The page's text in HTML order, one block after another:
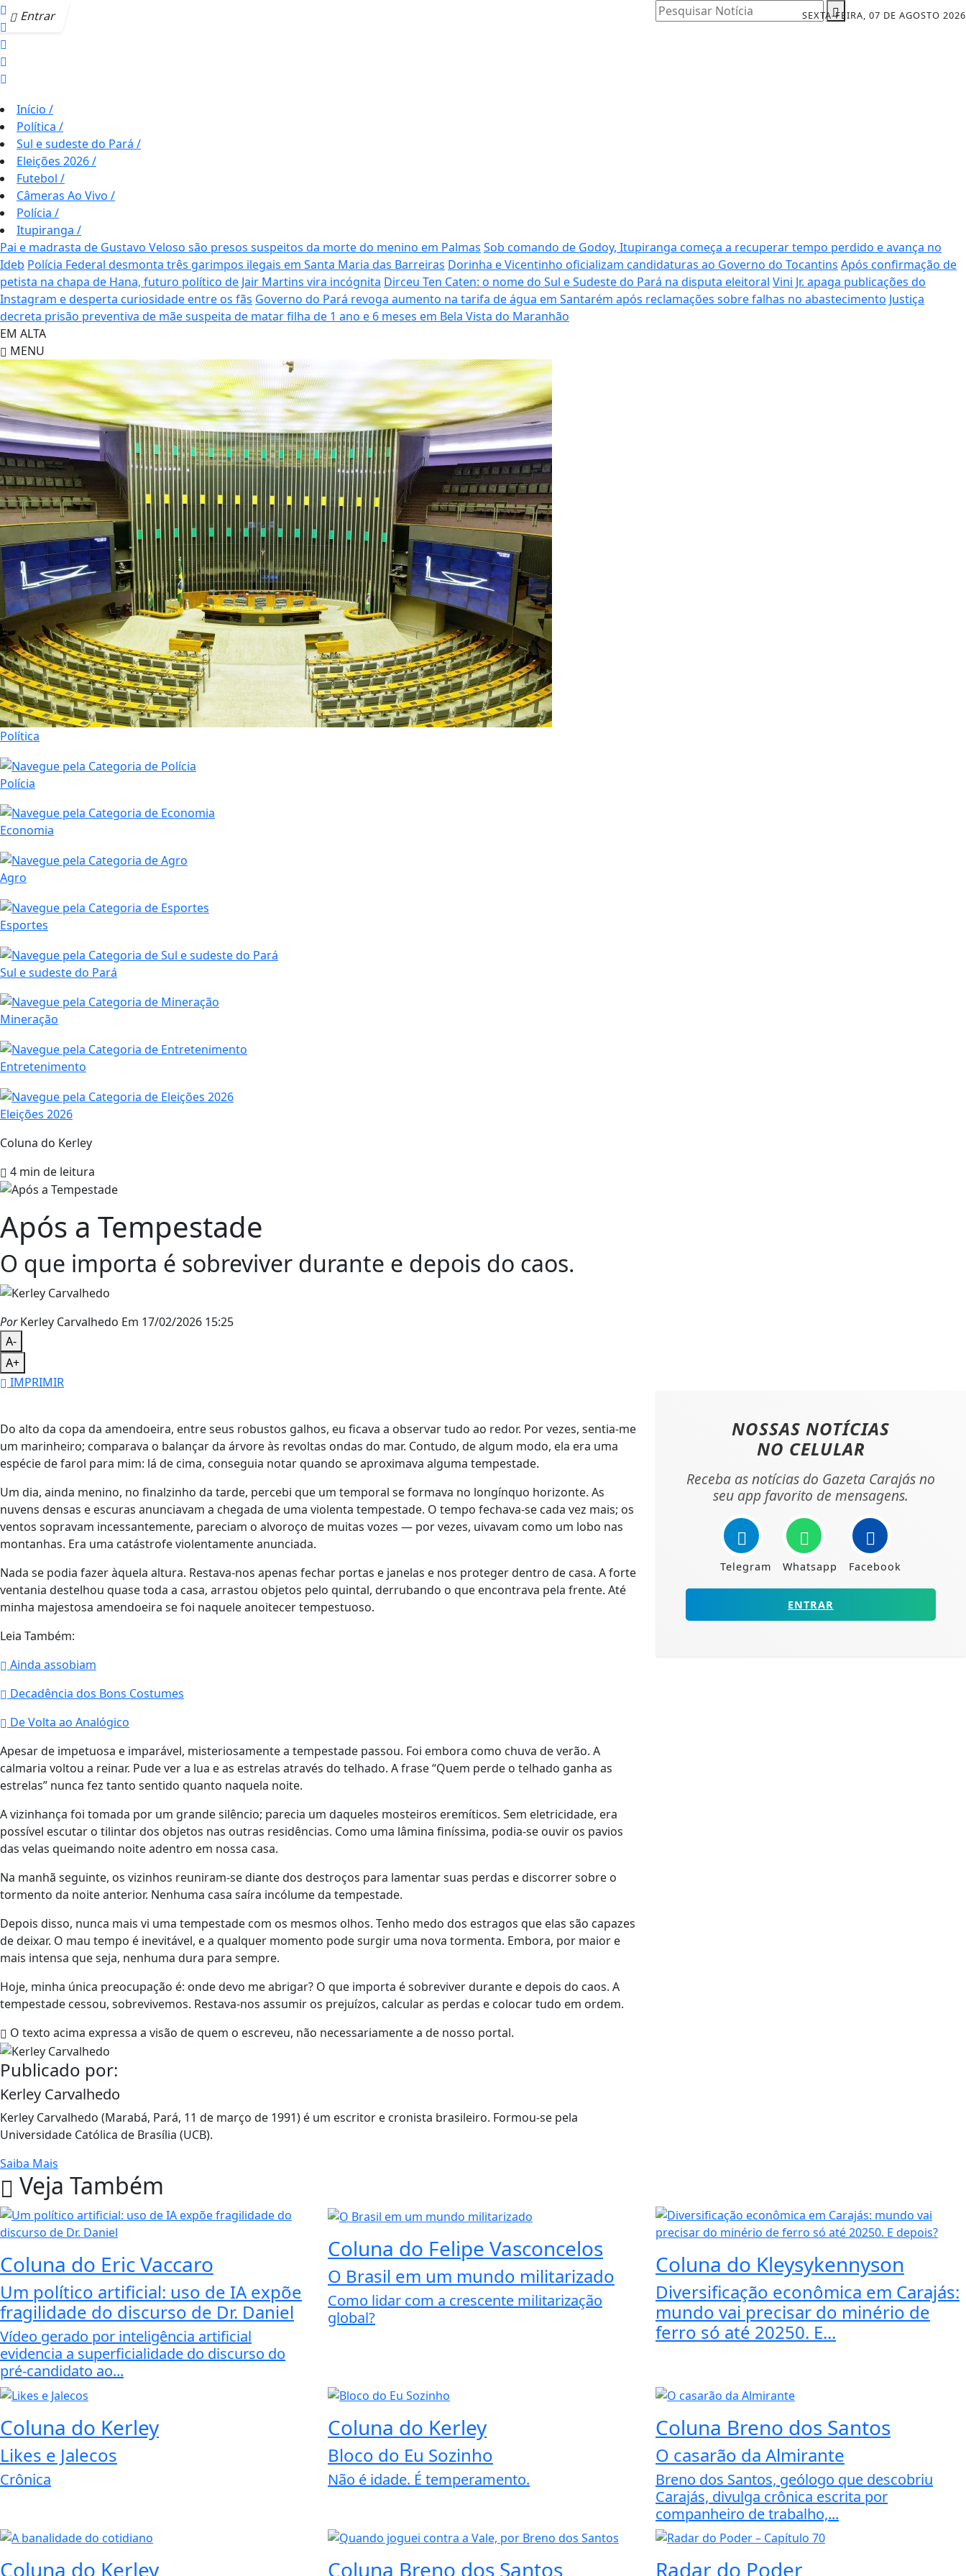
Entrar SEXTA-FEIRA, 07 DE AGOSTO 2026
Pesquisar Notícia
Início /
Política /
Sul e sudeste do Pará /
Eleições 2026/
Futebol /
Câmeras Ao Vivo /
Polícia /
Itupiranga /
Pai e madrasta de Gustavo Veloso são presos suspeitos da morte do menino em Palmas Sob comando de Godoy, Itupiranga começa a recuperar tempo perdido e avança no
Ideb Polícia Federal desmonta três garimpos ilegais em Santa Maria das Barreiras Dorinha e Vicentinho oficializam candidaturas ao Governo do Tocantins Após confirmação de
petista na chapa de Hana, futuro político de Jair Martins vira incógnita Dirceu Ten Caten: o nome do Sul e Sudeste do Pará na disputa eleitoral Vini Jr. apaga publicações do
Instagram e desperta curiosidade entre os fãs Governo do Pará revoga aumento na tarifa de água em Santarém após reclamações sobre falhas no abastecimento Justiça
decreta prisão preventiva de mãe suspeita de matar filha de 1 ano e 6 meses em Bela Vista do Maranhão
EM ALTA
MENU
Política
Polícia
Economia
Agro
Esportes
Sul e sudeste do Pará
Mineração
Entretenimento
Eleições 2026
Coluna do Kerley
4 min de leitura
Após a Tempestade
O que importa é sobreviver durante e depois do caos.
PorKerley Carvalhedo Em 17/02/2026 15:25
A-
A+
IMPRIMIR
Do alto da copa da amendoeira, entre seus robustos galhos, eu ficava a observar tudo ao redor. Por vezes, sentia-me
um marinheiro; comparava o balançar da árvore às revoltas ondas do mar. Contudo, de algum modo, ela era uma
espécie de farol para mim: lá de cima, conseguia notar quando se aproximava alguma tempestade.
Um dia, ainda menino, no finalzinho da tarde, percebi que um temporal se formava no longínquo horizonte. As
nuvens densas e escuras anunciavam a chegada de uma violenta tempestade. O tempo fechava-se cada vez mais; os
ventos sopravam incessantemente, pareciam o alvoroço de muitas vozes — por vezes, uivavam como um lobo nas
montanhas. Era uma catástrofe violentamente anunciada.
Nada se podia fazer àquela altura. Restava-nos apenas fechar portas e janelas e nos proteger dentro de casa. A forte
ventania destelhou quase toda a casa, arrastou objetos pelo quintal, derrubando o que encontrava pela frente. Até
minha majestosa amendoeira se foi naquele anoitecer tempestuoso.
Leia Também:
Ainda assobiam
Decadência dos Bons Costumes
De Volta ao Analógico
Apesar de impetuosa e imparável, misteriosamente a tempestade passou. Foi embora como chuva de verão. A
calmaria voltou a reinar. Pude ver a lua e as estrelas através do telhado. A frase “Quem perde o telhado ganha as
estrelas” nunca fez tanto sentido quanto naquela noite.
A vizinhança foi tomada por um grande silêncio; parecia um daqueles mosteiros eremíticos. Sem eletricidade, era
possível escutar o tilintar dos objetos nas outras residências. Como uma lâmina finíssima, podia-se ouvir os pavios
das velas queimando noite adentro em nossa casa.
Na manhã seguinte, os vizinhos reuniram-se diante dos destroços para lamentar suas perdas e discorrer sobre o
tormento da noite anterior. Nenhuma casa saíra incólume da tempestade.
Depois disso, nunca mais vi uma tempestade com os mesmos olhos. Tenho medo dos estragos que elas são capazes
de deixar. O mau tempo é inevitável, e a qualquer momento pode surgir uma nova tormenta. Embora, por maior e
mais intensa que seja, nenhuma dura para sempre.
Hoje, minha única preocupação é: onde devo me abrigar? O que importa é sobreviver durante e depois do caos. A
tempestade cessou, sobrevivemos. Restava-nos assumir os prejuízos, calcular as perdas e colocar tudo em ordem.
O texto acima expressa a visão de quem o escreveu, não necessariamente a de nosso portal.
Publicado por:
Kerley Carvalhedo
Kerley Carvalhedo (Marabá, Pará, 11 de março de 1991) é um escritor e cronista brasileiro. Formou-se pela
Universidade Católica de Brasília (UCB).
Saiba Mais
NOSSAS NOTÍCIAS
NO CELULAR
Receba as notícias do Gazeta Carajás no
seu app favorito de mensagens.
Telegram Whatsapp Facebook
ENTRAR
Veja Também
Coluna do Eric Vaccaro
Um político artificial: uso de IA expõe
fragilidade do discurso de Dr. Daniel
Vídeo gerado por inteligência artificial
evidencia a superficialidade do discurso do
pré-candidato ao...
Coluna do Felipe Vasconcelos
O Brasil em um mundo militarizado
Como lidar com a crescente militarização
global?
Coluna do Kleysykennyson
Diversificação econômica em Carajás:
mundo vai precisar do minério de
ferro só até 20250. E...
Coluna do Kerley
Likes e Jalecos
Crônica
Coluna do Kerley
Bloco do Eu Sozinho
Não é idade. É temperamento.
Coluna Breno dos Santos
O casarão da Almirante
Breno dos Santos, geólogo que descobriu
Carajás, divulga crônica escrita por
companheiro de trabalho,...
Coluna do Kerley Coluna Breno dos Santos Radar do Poder